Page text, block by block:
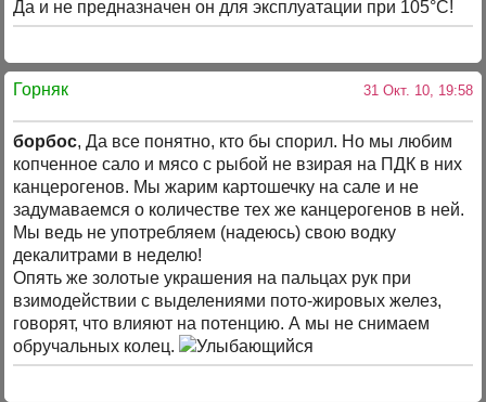
Да и не предназначен он для эксплуатации при 105°С!
Горняк 31 Окт. 10, 19:58
борбос, Да все понятно, кто бы спорил. Но мы любим
копченное сало и мясо с рыбой не взирая на ПДК в них
канцерогенов. Мы жарим картошечку на сале и не
задумаваемся о количестве тех же канцерогенов в ней.
Мы ведь не употребляем (надеюсь) свою водку
декалитрами в неделю!
Опять же золотые украшения на пальцах рук при
взимодействии с выделениями пото-жировых желез,
говорят, что влияют на потенцию. А мы не снимаем
обручальных колец.